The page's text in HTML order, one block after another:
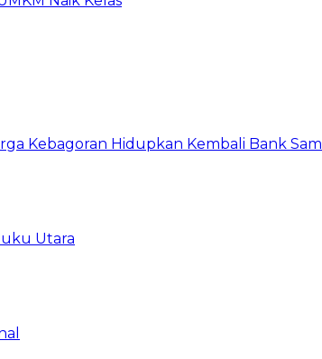
Kebagoran Hidupkan Kembali Bank
Utara